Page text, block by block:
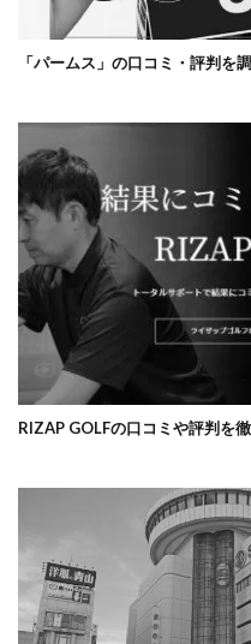
「パームス」の口コミ・評判を
RIZAP GOLFの口コミや評判を